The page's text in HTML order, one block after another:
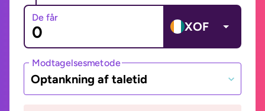
De får
XOF
Modtagelsesmetode
Optankning af taletid